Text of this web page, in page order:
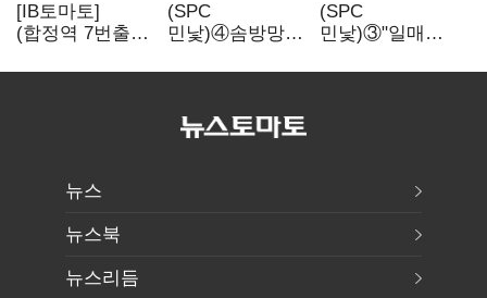
[IB토마토]
(합정역 7번출구)
K조선 뜬다
(SPC
민낯)④솜방망이
식품위생법 위반
(SPC
민낯)③"일매출
수익 제자리"…
뉴스
뉴스북
뉴스리듬